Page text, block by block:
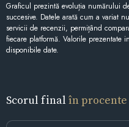
Graficul prezintă evoluția numărului
succesive. Datele arată cum a variat
servicii de recenzii, permițând
fiecare platformă. Valorile prezentate
disponibile date.
Scorul final în procente